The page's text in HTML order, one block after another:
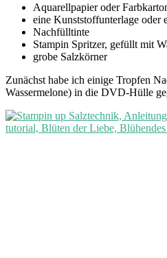
Aquarellpapier oder
eine Kunststoffunterlage
Nachfülltinte
Stampin Spritzer, gefüllt mit
grobe Salzkörner
Zunächst habe ich einige Tropfen
Wassermelone) in die DVD-Hülle